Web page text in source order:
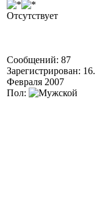
Отсутствует
Сообщений: 87
Зарегистрирован: 16.
Февраля 2007
Пол: